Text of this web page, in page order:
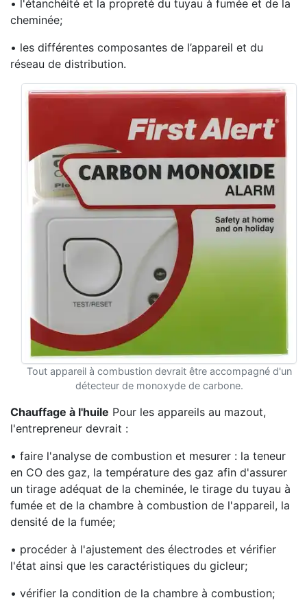
• l'étanchéité et la propreté du tuyau à fumée et de la
cheminée;
• les différentes composantes de l’appareil et du
réseau de distribution.
Tout appareil à combustion devrait être accompagné d'un
détecteur de monoxyde de carbone.
Chauffage à l'huile Pour les appareils au mazout,
l'entrepreneur devrait :
• faire l'analyse de combustion et mesurer : la teneur
en CO des gaz, la température des gaz afin d'assurer
un tirage adéquat de la cheminée, le tirage du tuyau à
fumée et de la chambre à combustion de l'appareil, la
densité de la fumée;
• procéder à l'ajustement des électrodes et vérifier
l'état ainsi que les caractéristiques du gicleur;
• vérifier la condition de la chambre à combustion;